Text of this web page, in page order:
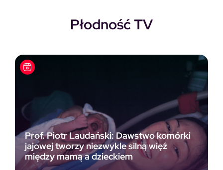
Płodność TV
Prof. Piotr Laudański: Dawstwo komórki
jajowej tworzy niezwykle silną więź
między mamą a dzieckiem